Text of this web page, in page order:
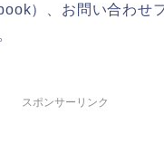
）、お問い合わせ
スポンサーリンク